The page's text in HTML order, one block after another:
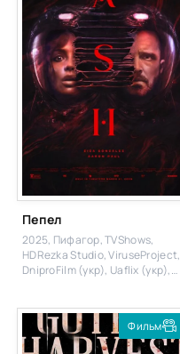
Пепел
2025, Пифагор, TVShows,
HDRezka Studio, ViruseProject,
DniproFilm (укр), Uaflix (укр),
Фильм